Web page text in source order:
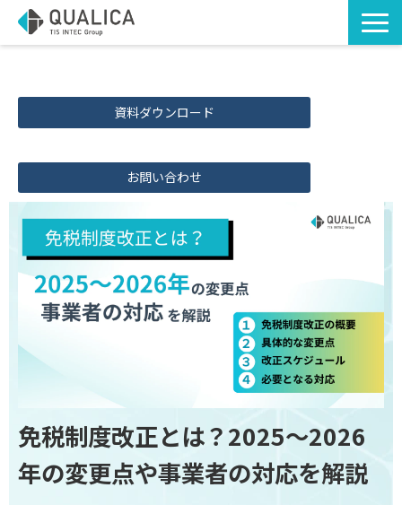
ソリューション・サービス
お役立ち資料
資料ダウンロード
お問い合わせ
免税制度改正とは？2025～2026
年の変更点や事業者の対応を解説